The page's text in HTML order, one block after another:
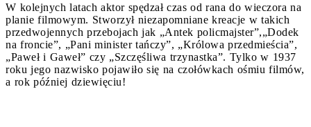
W kolejnych latach aktor spędzał czas od rana do wieczora na
planie filmowym. Stworzył niezapomniane kreacje w takich
przedwojennych przebojach jak „Antek policmajster”,„Dodek
na froncie”, „Pani minister tańczy”, „Królowa przedmieścia”,
„Paweł i Gaweł” czy „Szczęśliwa trzynastka”. Tylko w 1937
roku jego nazwisko pojawiło się na czołówkach ośmiu filmów,
a rok później dziewięciu!